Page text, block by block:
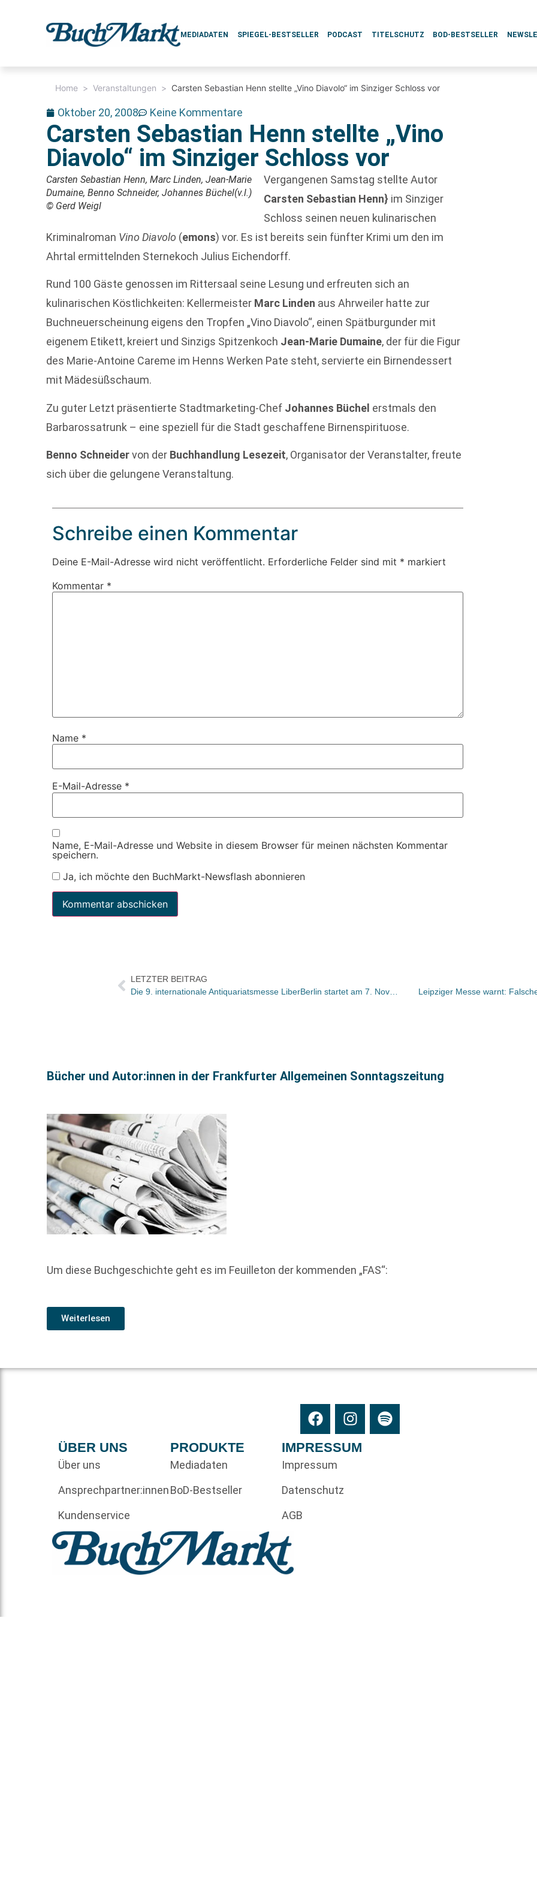
MEDIADATEN SPIEGEL-BESTSELLER PODCAST TITELSCHUTZ BOD-BESTSELLER
Home > Veranstaltungen > Carsten Sebastian Henn stellte „Vino Diavolo“ im Sinziger Schloss vor
Oktober 20, 2008 Keine Kommentare
Carsten Sebastian Henn stellte „Vino
Diavolo“ im Sinziger Schloss vor
Carsten Sebastian Henn, Marc Linden, Jean-Marie
Dumaine, Benno Schneider, Johannes Büchel(v.l.)
© Gerd Weigl
Vergangenen Samstag stellte Autor
Carsten Sebastian Henn} im Sinziger
Schloss seinen neuen kulinarischen
Kriminalroman Vino Diavolo (emons) vor. Es ist bereits sein fünfter Krimi um den im
Ahrtal ermittelnden Sternekoch Julius Eichendorff.
Rund 100 Gäste genossen im Rittersaal seine Lesung und erfreuten sich an
kulinarischen Köstlichkeiten: Kellermeister Marc Linden aus Ahrweiler hatte zur
Buchneuerscheinung eigens den Tropfen „Vino Diavolo“, einen Spätburgunder mit
eigenem Etikett, kreiert und Sinzigs Spitzenkoch Jean-Marie Dumaine, der für die Figur
des Marie-Antoine Careme im Henns Werken Pate steht, servierte ein Birnendessert
mit Mädesüßschaum.
Zu guter Letzt präsentierte Stadtmarketing-Chef Johannes Büchel erstmals den
Barbarossatrunk – eine speziell für die Stadt geschaffene Birnenspirituose.
Benno Schneidervon der Buchhandlung Lesezeit, Organisator der Veranstalter, freute
sich über die gelungene Veranstaltung.
Schreibe einen Kommentar
Deine E-Mail-Adresse wird nicht veröffentlicht. Erforderliche Felder sind mit * markiert
Kommentar *
Name *
E-Mail-Adresse *
Name, E-Mail-Adresse und Website in diesem Browser für meinen nächsten Kommentar
speichern.
Ja, ich möchte den BuchMarkt-Newsflash abonnieren
LETZTER BEITRAG
Die 9. internationale Antiquariatsmesse LiberBerlin startet am 7. November im Deutschen Historischen Museum
Leipziger Messe warnt:
Bücher und Autor:innen in der Frankfurter Allgemeinen Sonntagszeitung
Um diese Buchgeschichte geht es im Feuilleton der kommenden „FAS“:
Weiterlesen
ÜBER UNS
Über uns
Ansprechpartner:innen
Kundenservice
PRODUKTE
Mediadaten
BoD-Bestseller
IMPRESSUM
Impressum
Datenschutz
AGB